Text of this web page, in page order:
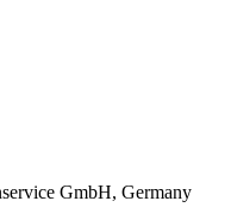
GmbH, Germany